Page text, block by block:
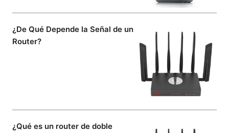
¿De Qué Depende la Señal de un
Router?
¿Qué es un router de doble